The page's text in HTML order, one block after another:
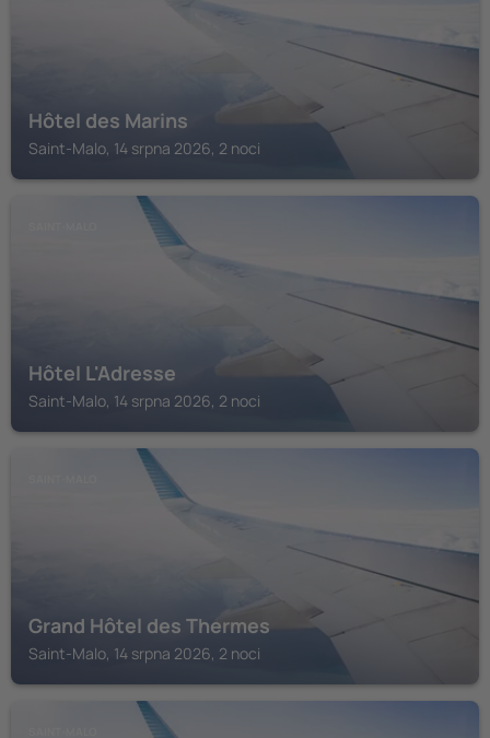
Hôtel des Marins
Saint-Malo, 14 srpna 2026, 2 noci
Hôtel L'Adresse
Saint-Malo, 14 srpna 2026, 2 noci
Grand Hôtel des Thermes
Saint-Malo, 14 srpna 2026, 2 noci